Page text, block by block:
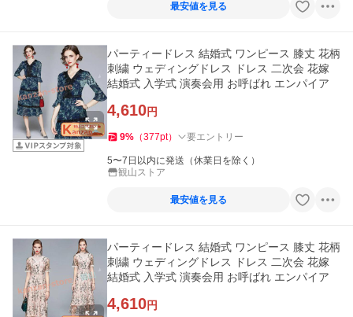
最安値を見る
パーティードレス 結婚式 ワンピース 膝丈 花柄
刺繍 ウェディングドレス ドレス 二次会 花嫁
結婚式 入学式 演奏会用 お呼ばれ エンパイア
4,610円
9% （377pt） 要エントリー
5〜7日以内に発送（休業日を除く）
観山ストア
最安値を見る
パーティードレス 結婚式 ワンピース 膝丈 花柄
刺繍 ウェディングドレス ドレス 二次会 花嫁
結婚式 入学式 演奏会用 お呼ばれ エンパイア
4,610円